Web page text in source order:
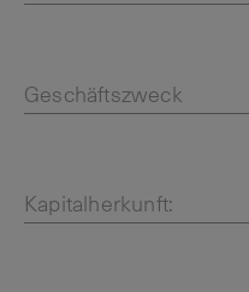
Geschäftszweck
Kapitalherkunft: